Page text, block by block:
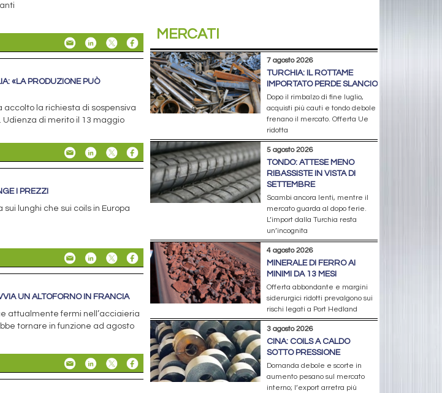
«LA PRODUZIONE PUÒ
accolto la richiesta di sospensiva
Udienza di merito il 13 maggio
I PREZZI
sui lunghi che sui coils in Europa
UN ALTOFORNO IN FRANCIA
attualmente fermi nell’acciaieria
tornare in funzione ad agosto
MERCATI
7 agosto 2026
TURCHIA: IL ROTTAME
IMPORTATO PERDE SLANCIO
Dopo il rimbalzo di fine luglio,
acquisti più cauti e tondo debole
frenano il mercato. Offerta Ue
ridotta
5 agosto 2026
TONDO: ATTESE MENO
RIBASSISTE IN VISTA DI
SETTEMBRE
Scambi ancora lenti, mentre il
mercato guarda al dopo ferie.
L’import dalla Turchia resta
un’incognita
4 agosto 2026
MINERALE DI FERRO AI
MINIMI DA 13 MESI
Offerta abbondante e margini
siderurgici ridotti prevalgono sui
rischi legati a Port Hedland
3 agosto 2026
CINA: COILS A CALDO
SOTTO PRESSIONE
Domanda debole e scorte in
aumento pesano sul mercato
interno; l’export arretra più